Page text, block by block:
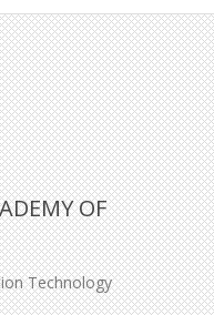
OF
Technology